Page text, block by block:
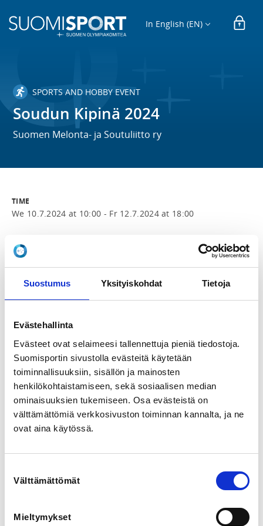
Suostumus Yksityiskohdat Tietoja
Evästehallinta
Evästeet ovat selaimeesi tallennettuja pieniä tiedostoja.
Suomisportin sivustolla evästeitä käytetään
toiminnallisuuksiin, sisällön ja mainosten
henkilökohtaistamiseen, sekä sosiaalisen median
ominaisuuksien tukemiseen. Osa evästeistä on
välttämättömiä verkkosivuston toiminnan kannalta, ja ne
ovat aina käytössä.
valinta
Välttämättömät
Mieltymykset
In English (EN)
SPORTS AND HOBBY EVENT
Soudun Kipinä 2024
Suomen Melonta- ja Soutuliitto ry
TIME
We 10.7.2024 at 10:00 - Fr 12.7.2024 at 18:00
LOCATION
Kipinäniementie 24, 13330 Hämeenlinna, Suomi
View map
Olympia-/Klassinen soutu, Soutu
REGISTRATION PERIOD
We 13.3.2024 at 00:00 - Su 16.6.2024 at 23:59
Leirin hinta 200,00 € -
Joonas Rokkanen